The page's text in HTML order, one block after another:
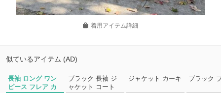
着用アイテム詳細